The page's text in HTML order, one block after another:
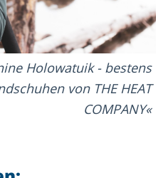
Holowatuik - bestens
von THE HEAT
COMPANY